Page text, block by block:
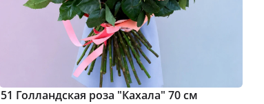
51 Голландская роза "Кахала" 70 см